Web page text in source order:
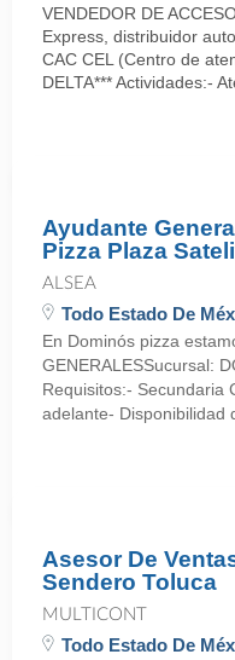
VENDEDOR DE
Express, distribuidor
CAC CEL (Centro de
DELTA*** Actividades:-
Ayudante
Pizza Plaza
ALSEA
Todo Estado De
En Dominós pizza
GENERALESSucursal:
Requisitos:- Secundaria
adelante- Disponibilidad
Asesor De
Sendero Toluca
MULTICONT
Todo Estado De